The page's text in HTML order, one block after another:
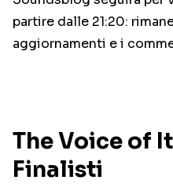
partire dalle 21:20:
aggiornamenti e i
The Voice of
Finalisti